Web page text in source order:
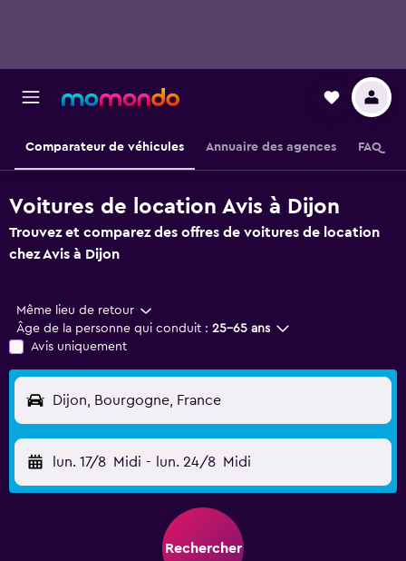
Comparateur de véhicules Annuaire des agences FAQ
Voitures de location Avis à Dijon
Trouvez et comparez des offres de voitures de location
chez Avis à Dijon
Même lieu de retour
Âge de la personne qui conduit : 25-65 ans
Avis uniquement
Dijon, Bourgogne, France
lun. 17/8 Midi - lun. 24/8 Midi
Rechercher